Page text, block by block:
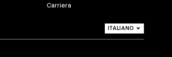
Carriera
ITALIANO
DEUTSCH